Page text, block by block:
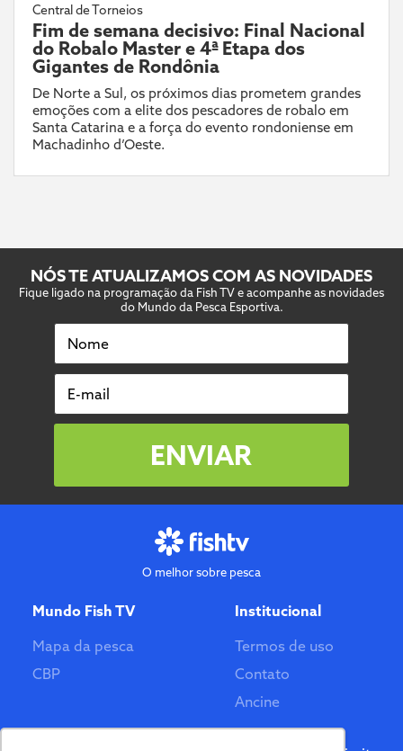
Central de Torneios
Fim de semana decisivo: Final Nacional
do Robalo Master e 4ª Etapa dos
Gigantes de Rondônia
De Norte a Sul, os próximos dias prometem grandes
emoções com a elite dos pescadores de robalo em
Santa Catarina e a força do evento rondoniense em
Machadinho d’Oeste.
NÓS TE ATUALIZAMOS COM AS NOVIDADES
Fique ligado na programação da Fish TV e acompanhe as novidades
do Mundo da Pesca Esportiva.
Nome
E-mail
ENVIAR
O melhor sobre pesca
Mundo Fish TV
Mapa da pesca
CBP
Institucional
Termos de uso
Contato
Ancine